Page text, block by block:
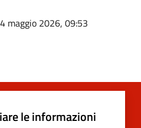
maggio 2026, 09:53
le informazioni